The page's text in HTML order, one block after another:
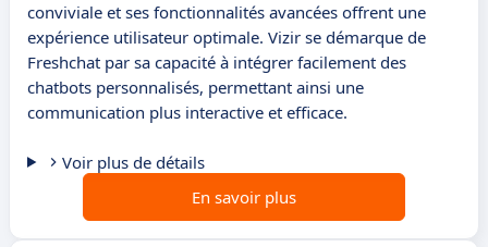
conviviale et ses fonctionnalités avancées offrent une
expérience utilisateur optimale. Vizir se démarque de
Freshchat par sa capacité à intégrer facilement des
chatbots personnalisés, permettant ainsi une
communication plus interactive et efficace.
Voir plus de détails
En savoir plus